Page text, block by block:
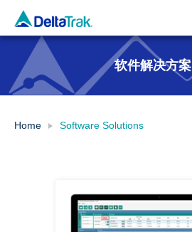
content
软件解决方案
Home Software Solutions